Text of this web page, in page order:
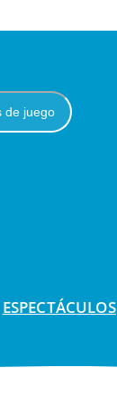
ESPECTÁCULOS